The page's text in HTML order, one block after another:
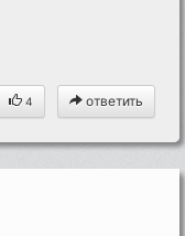
4 ответить